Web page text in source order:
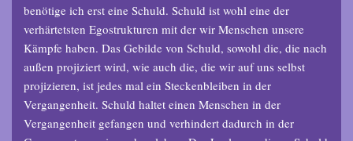
benötige ich erst eine Schuld. Schuld ist wohl eine der
verhärtetsten Egostrukturen mit der wir Menschen unsere
Kämpfe haben. Das Gebilde von Schuld, sowohl die, die nach
außen projiziert wird, wie auch die, die wir auf uns selbst
projizieren, ist jedes mal ein Steckenbleiben in der
Vergangenheit. Schuld haltet einen Menschen in der
Vergangenheit gefangen und verhindert dadurch in der